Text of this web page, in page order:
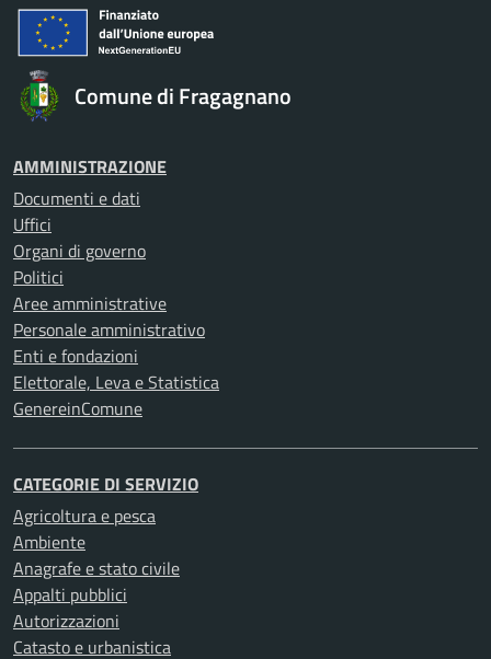
Comune di Fragagnano
AMMINISTRAZIONE
Documenti e dati
Uffici
Organi di governo
Politici
Aree amministrative
Personale amministrativo
Enti e fondazioni
Elettorale, Leva e Statistica
GenereinComune
CATEGORIE DI SERVIZIO
Agricoltura e pesca
Ambiente
Anagrafe e stato civile
Appalti pubblici
Autorizzazioni
Catasto e urbanistica